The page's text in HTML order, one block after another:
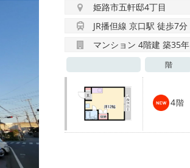
姫路市五軒邸4丁目
JR播但線 京口駅 徒歩7分
マンション 4階建 築35年
階
4階